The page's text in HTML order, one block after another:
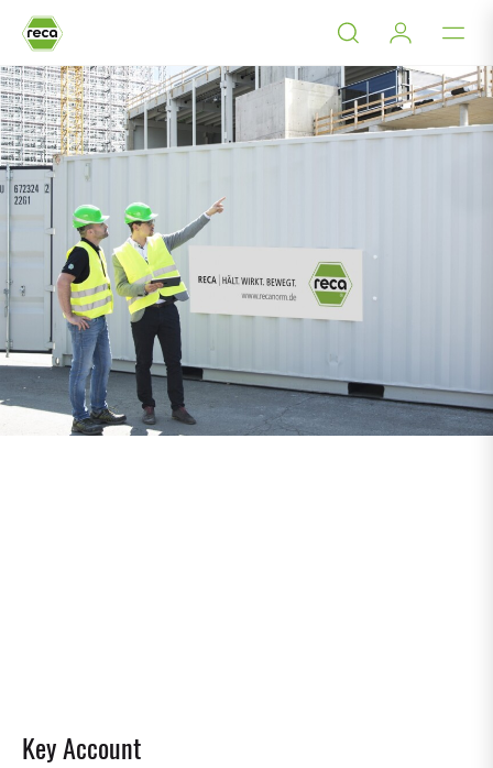
Key Account